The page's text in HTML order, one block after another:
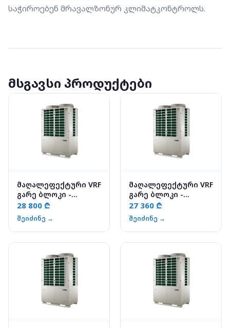
საჭიროებენ მრავალზონურ კლიმატკონტროლს.
მსგავსი პროდუქტები
მაღალეფექტური VRF
გარე ბლოკი -
YV2VYH068KASFD-1
28 800 ₾
შეიძინე →
მაღალეფექტური VRF
გარე ბლოკი -
YV2VYH061KASFD-1
27 360 ₾
შეიძინე →